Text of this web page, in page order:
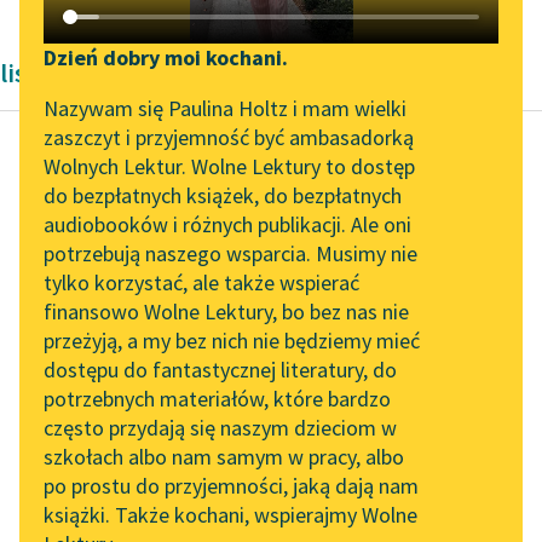
Katalog DAISY
Podkasty o książkach
Zgłoś brak utworu
Aktualności
„Prokurator Alicja Horn”
do słuchania
Byliśmy częścią AI Impact
Lab
Zapraszamy na spotkanie
online z tłumaczkami
literatury skandynawskiej
Spotkanie z Katarzyną
Tunkiel w Oslo
102. lata temu zmarł
Joseph Conrad
Narzędzia
Mapa Wolnych Lektur
Leśmianator
Przewodnik dla piszących i
czytających
API
OAI-PMH
Widget Wolnych Lektur
Przypisy
Dzień dobry moi kochani.
Nazywam się Paulina Holtz i mam wielki
zaszczyt i przyjemność być ambasadorką
Wolnych Lektur. Wolne Lektury to dostęp
do bezpłatnych książek, do bezpłatnych
audiobooków i różnych publikacji. Ale oni
potrzebują naszego wsparcia. Musimy nie
tylko korzystać, ale także wspierać
finansowo Wolne Lektury, bo bez nas nie
przeżyją, a my bez nich nie będziemy mieć
dostępu do fantastycznej literatury, do
potrzebnych materiałów, które bardzo
często przydają się naszym dzieciom w
szkołach albo nam samym w pracy, albo
po prostu do przyjemności, jaką dają nam
książki. Także kochani, wspierajmy Wolne
listy
Zygmunt Krasiński
Listy wybrane
Kochanka moja i
małżonka moja — co
mówię? „Kochanka”?
Tak bym dzisiaj mówił;
„ukochana moja”,
gdyż...
Czytaj więcej